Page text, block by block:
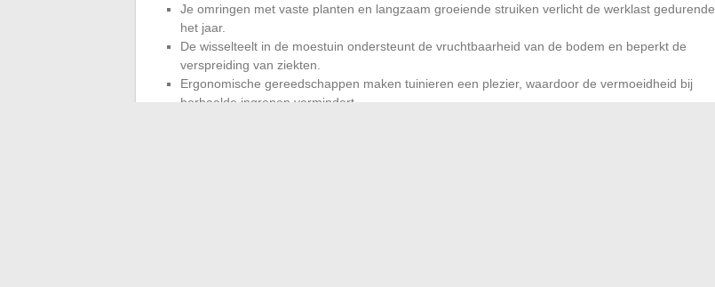
Je omringen met vaste planten en langzaam groeiende struiken verlicht de werklast gedurende
het jaar.
De wisselteelt in de moestuin ondersteunt de vruchtbaarheid van de bodem en beperkt de
verspreiding van ziekten.
Ergonomische gereedschappen maken tuinieren een plezier, waardoor de vermoeidheid bij
herhaalde ingrepen vermindert.